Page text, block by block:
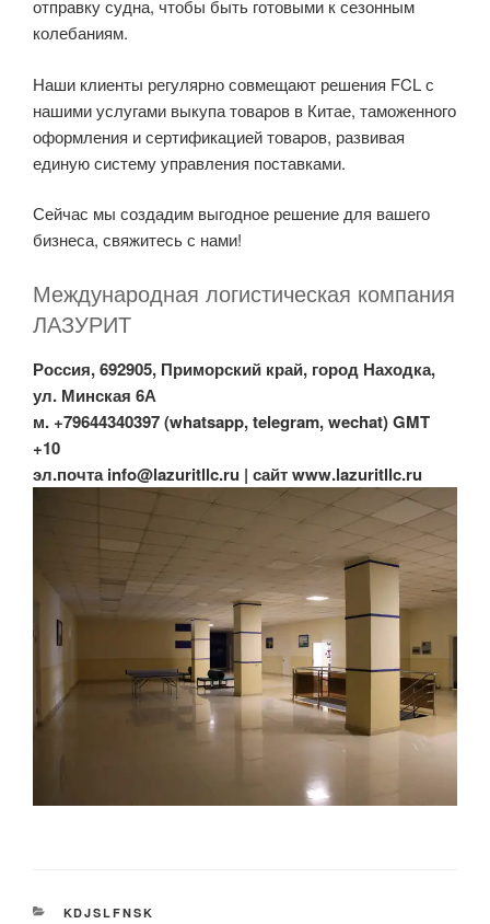
отправку судна, чтобы быть готовыми к сезонным
колебаниям.
Наши клиенты регулярно совмещают решения FCL с
нашими услугами выкупа товаров в Китае, таможенного
оформления и сертификацией товаров, развивая
единую систему управления поставками.
Сейчас мы создадим выгодное решение для вашего
бизнеса, свяжитесь с нами!
Международная логистическая компания
ЛАЗУРИТ
Россия, 692905, Приморский край, город Находка,
ул. Минская 6А
м. +79644340397 (whatsapp, telegram, wechat) GMT
+10
эл.почтаinfo@lazuritllc.ru | сайт www.lazuritllc.ru
CATEGORIES
KDJSLFNSK